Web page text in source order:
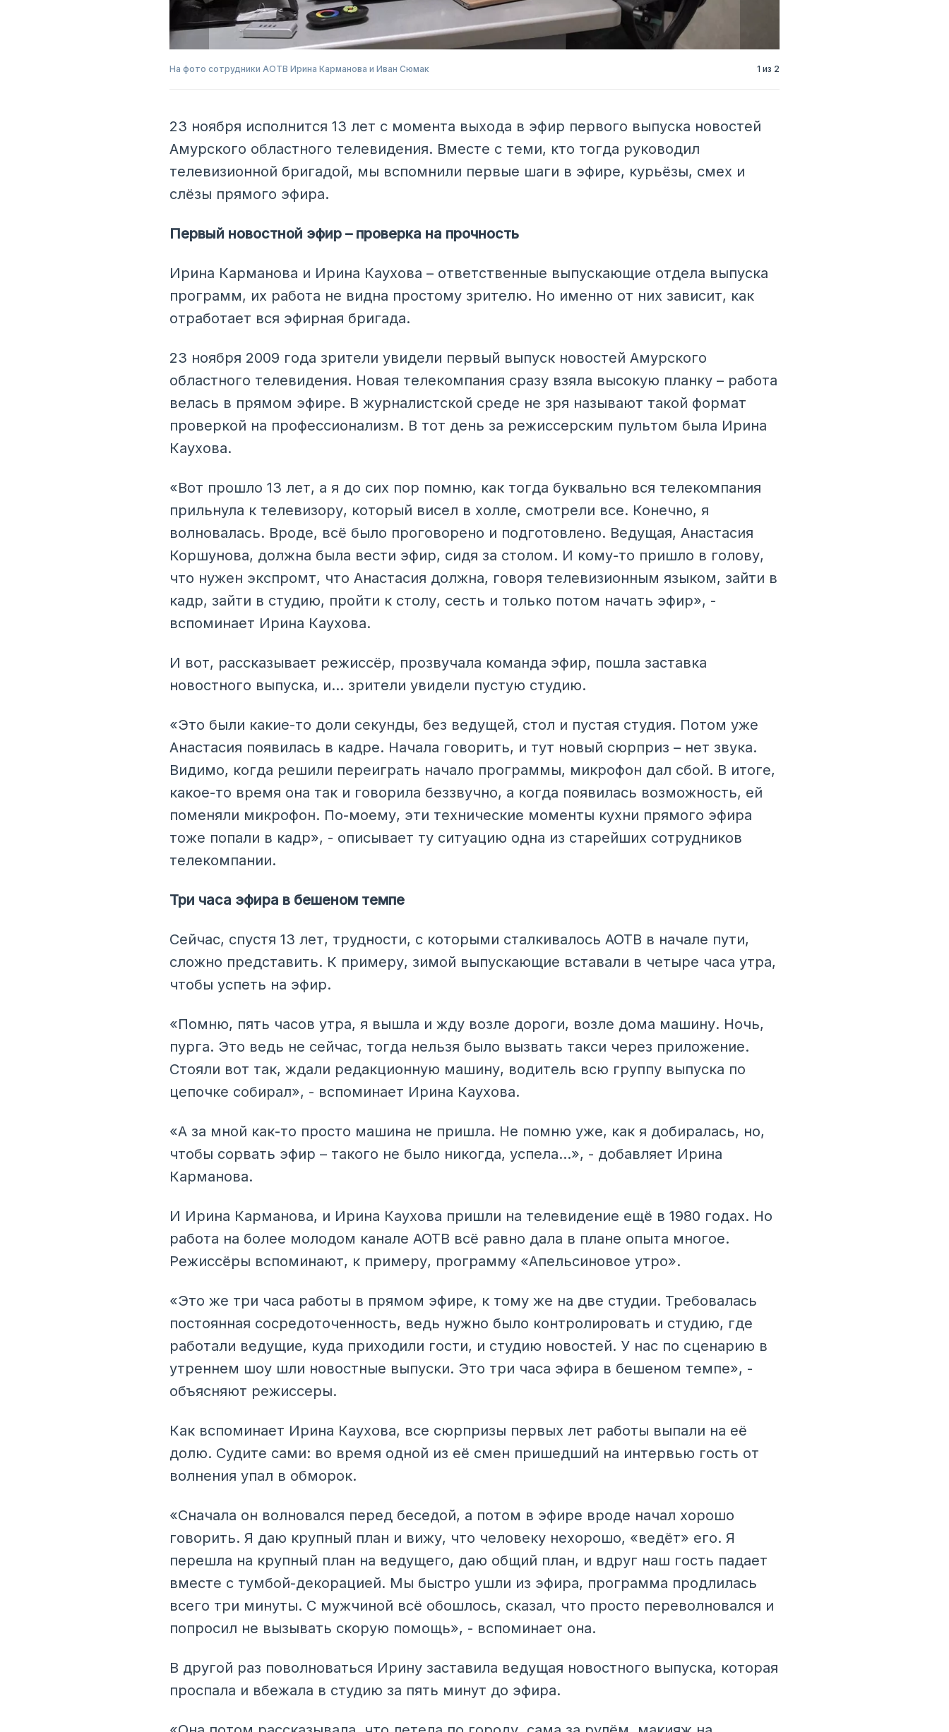
На фото сотрудники АОТВ Ирина Карманова и Иван Сюмак 1 из 2
23 ноября исполнится 13 лет с момента выхода в эфир первого выпуска новостей
Амурского областного телевидения. Вместе с теми, кто тогда руководил
телевизионной бригадой, мы вспомнили первые шаги в эфире, курьёзы, смех и
слёзы прямого эфира.
Первый новостной эфир – проверка на прочность
Ирина Карманова и Ирина Каухова – ответственные выпускающие отдела выпуска
программ, их работа не видна простому зрителю. Но именно от них зависит, как
отработает вся эфирная бригада.
23 ноября 2009 года зрители увидели первый выпуск новостей Амурского
областного телевидения. Новая телекомпания сразу взяла высокую планку – работа
велась в прямом эфире. В журналистской среде не зря называют такой формат
проверкой на профессионализм. В тот день за режиссерским пультом была Ирина
Каухова.
«Вот прошло 13 лет, а я до сих пор помню, как тогда буквально вся телекомпания
прильнула к телевизору, который висел в холле, смотрели все. Конечно, я
волновалась. Вроде, всё было проговорено и подготовлено. Ведущая, Анастасия
Коршунова, должна была вести эфир, сидя за столом. И кому-то пришло в голову,
что нужен экспромт, что Анастасия должна, говоря телевизионным языком, зайти в
кадр, зайти в студию, пройти к столу, сесть и только потом начать эфир», -
вспоминает Ирина Каухова.
И вот, рассказывает режиссёр, прозвучала команда эфир, пошла заставка
новостного выпуска, и… зрители увидели пустую студию.
«Это были какие-то доли секунды, без ведущей, стол и пустая студия. Потом уже
Анастасия появилась в кадре. Начала говорить, и тут новый сюрприз – нет звука.
Видимо, когда решили переиграть начало программы, микрофон дал сбой. В итоге,
какое-то время она так и говорила беззвучно, а когда появилась возможность, ей
поменяли микрофон. По-моему, эти технические моменты кухни прямого эфира
тоже попали в кадр», - описывает ту ситуацию одна из старейших сотрудников
телекомпании.
Три часа эфира в бешеном темпе
Сейчас, спустя 13 лет, трудности, с которыми сталкивалось АОТВ в начале пути,
сложно представить. К примеру, зимой выпускающие вставали в четыре часа утра,
чтобы успеть на эфир.
«Помню, пять часов утра, я вышла и жду возле дороги, возле дома машину. Ночь,
пурга. Это ведь не сейчас, тогда нельзя было вызвать такси через приложение.
Стояли вот так, ждали редакционную машину, водитель всю группу выпуска по
цепочке собирал», - вспоминает Ирина Каухова.
«А за мной как-то просто машина не пришла. Не помню уже, как я добиралась, но,
чтобы сорвать эфир – такого не было никогда, успела…», - добавляет Ирина
Карманова.
И Ирина Карманова, и Ирина Каухова пришли на телевидение ещё в 1980 годах. Но
работа на более молодом канале АОТВ всё равно дала в плане опыта многое.
Режиссёры вспоминают, к примеру, программу «Апельсиновое утро».
«Это же три часа работы в прямом эфире, к тому же на две студии. Требовалась
постоянная сосредоточенность, ведь нужно было контролировать и студию, где
работали ведущие, куда приходили гости, и студию новостей. У нас по сценарию в
утреннем шоу шли новостные выпуски. Это три часа эфира в бешеном темпе», -
объясняют режиссеры.
Как вспоминает Ирина Каухова, все сюрпризы первых лет работы выпали на её
долю. Судите сами: во время одной из её смен пришедший на интервью гость от
волнения упал в обморок.
«Сначала он волновался перед беседой, а потом в эфире вроде начал хорошо
говорить. Я даю крупный план и вижу, что человеку нехорошо, «ведёт» его. Я
перешла на крупный план на ведущего, даю общий план, и вдруг наш гость падает
вместе с тумбой-декорацией. Мы быстро ушли из эфира, программа продлилась
всего три минуты. С мужчиной всё обошлось, сказал, что просто переволновался и
попросил не вызывать скорую помощь», - вспоминает она.
В другой раз поволноваться Ирину заставила ведущая новостного выпуска, которая
проспала и вбежала в студию за пять минут до эфира.